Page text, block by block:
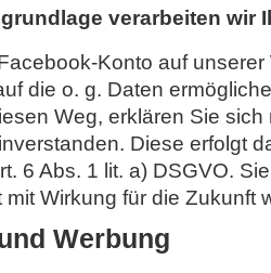
verarbeiten wir
Konto auf
die o. g. Daten
Weg, erklären Sie sich
Diese erfolgt
6 Abs. 1 lit. a) DSGVO.
Wirkung für die Zukunft
Werbung